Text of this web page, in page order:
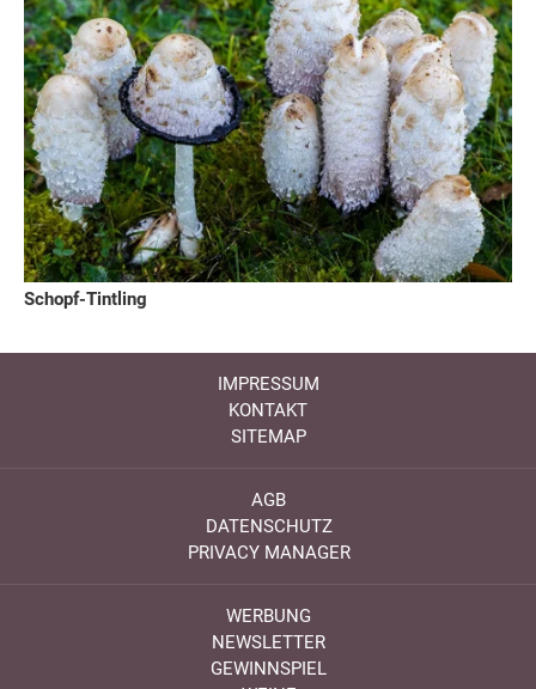
Schopf-Tintling
IMPRESSUM
KONTAKT
SITEMAP
AGB
DATENSCHUTZ
PRIVACY MANAGER
WERBUNG
NEWSLETTER
GEWINNSPIEL